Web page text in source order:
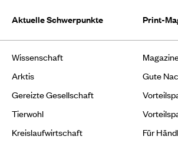
Aktuelle Schwerpunkte
Wissenschaft
Arktis
Gereizte Gesellschaft
Tierwohl
Kreislaufwirtschaft
Print-
Gute
Für